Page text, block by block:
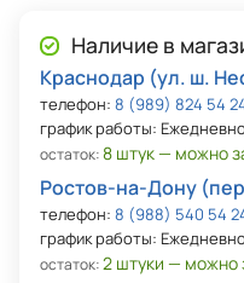
Наличие в
Краснодар (ул. ш.
телефон: 8 (989) 824 54
график работы:
остаток:8 штук — можно
Ростов-на-Дону
телефон: 8 (988) 540 54
график работы:
остаток:2 штуки — можно